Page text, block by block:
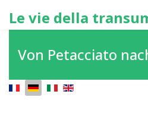
Le vie della
Von Petacciato
Sprache auswählen